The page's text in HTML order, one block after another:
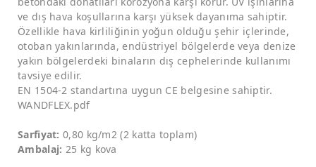
ve dış hava koşullarına karşı yüksek dayanıma sahiptir.
Özellikle hava kirliliğinin yoğun olduğu şehir içlerinde,
otoban yakınlarında, endüstriyel bölgelerde veya denize
yakın bölgelerdeki binaların dış cephelerinde kullanımı
tavsiye edilir.
EN 1504-2 standartına uygun CE belgesine sahiptir.
WANDFLEX.pdf
Sarfiyat: 0,80 kg/m2 (2 katta toplam)
Ambalaj: 25 kg kova